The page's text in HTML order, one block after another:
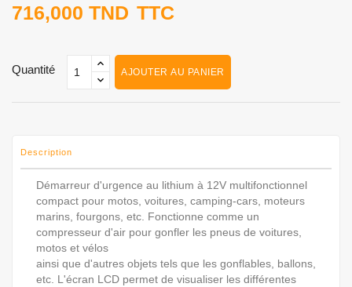
716,000 TND TTC
Quantité AJOUTER AU PANIER
Description
Démarreur d'urgence au lithium à 12V multifonctionnel
compact pour motos, voitures, camping-cars, moteurs
marins, fourgons, etc. Fonctionne comme un
compresseur d'air pour gonfler les pneus de voitures,
motos et vélos
ainsi que d'autres objets tels que les gonflables, ballons,
etc. L'écran LCD permet de visualiser les différentes